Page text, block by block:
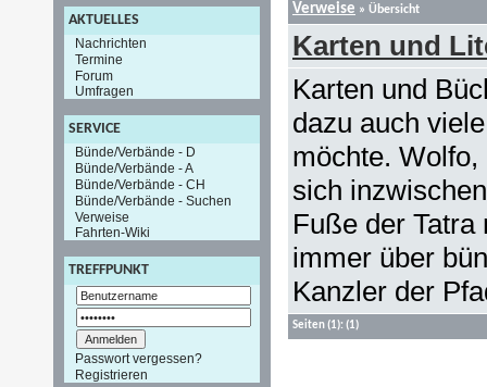
AKTUELLES
Nachrichten
Termine
Forum
Umfragen
SERVICE
Bünde/Verbände - D
Bünde/Verbände - A
Bünde/Verbände - CH
Bünde/Verbände - Suchen
Verweise
Fahrten-Wiki
TREFFPUNKT
Passwort vergessen?
Registrieren
Verweise » Übersicht
Karten und
Karten und
dazu auch
möchte.
sich
Fuße der Tatra
immer über
Kanzler der
Seiten(1): (1)